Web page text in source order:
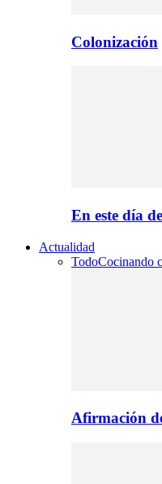
Colonización
En este día
Actualidad
TodoCocinando
Afirmación